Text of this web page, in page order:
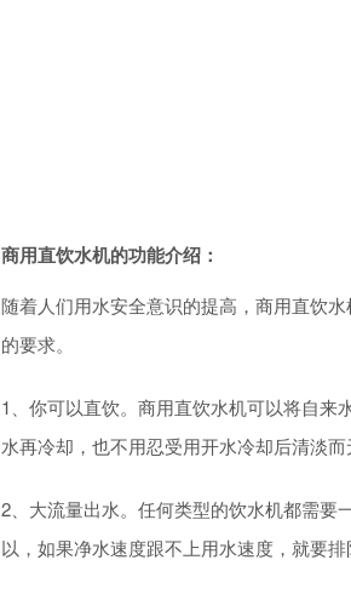
商用直饮水机的功能介绍：
随着人们用水安全意识的提高，商用直饮
的要求。
1、你可以直饮。商用直饮水机可以将自
水再冷却，也不用忍受用开水冷却后清淡
2、大流量出水。任何类型的饮水机都需要
以，如果净水速度跟不上用水速度，就要